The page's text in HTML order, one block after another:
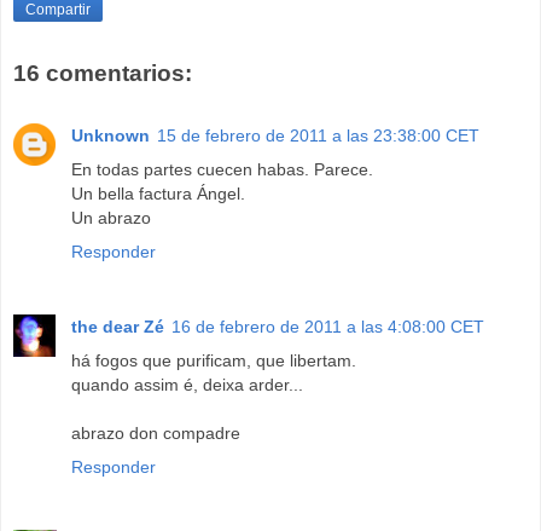
Compartir
16 comentarios:
Unknown 15 de febrero de 2011 a las 23:38:00 CET
En todas partes cuecen habas. Parece.
Un bella factura Ángel.
Un abrazo
Responder
the dear Zé 16 de febrero de 2011 a las 4:08:00 CET
há fogos que purificam, que libertam.
quando assim é, deixa arder...
abrazo don compadre
Responder